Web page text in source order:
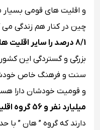
و اقلیت‌ های قومی بسیار
چین در کنار هم زندگی می
8/1 درصد را سایر اقلیت ‌ها
بزرگی و گستردگی این
سنت و فرهنگ خاص
و قومیت خودشان دارا
میلیارد نفر و 56 گروه اقلیت قومی